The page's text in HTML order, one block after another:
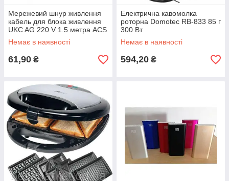
Мережевий шнур живлення
кабель для блока живлення
UKC AG 220 V 1.5 метра ACS
Немає в наявності
61,90 ₴
Електрична кавомолка
роторна Domotec RB-833 85 г
300 Вт
Немає в наявності
594,20 ₴